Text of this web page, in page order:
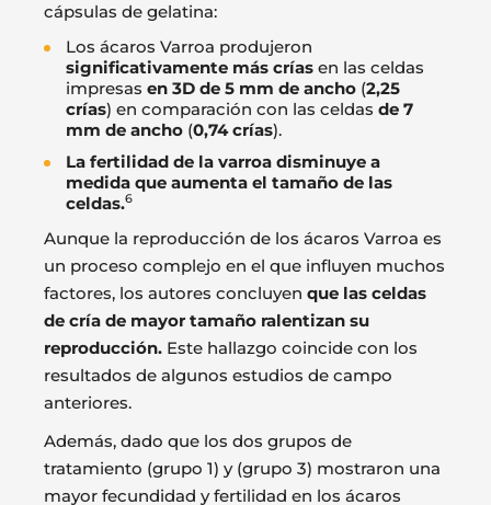
cápsulas de gelatina:
Los ácaros Varroa produjeron
significativamente más crías en las celdas
impresas en 3D de 5 mm de ancho (2,25
crías) en comparación con las celdas de 7
mm de ancho (0,74 crías).
La fertilidad de la varroa disminuye a
medida que aumenta el tamaño de las
celdas.6
Aunque la reproducción de los ácaros Varroa es
un proceso complejo en el que influyen muchos
factores, los autores concluyen que las celdas
de cría de mayor tamaño ralentizan su
reproducción. Este hallazgo coincide con los
resultados de algunos estudios de campo
anteriores.
Además, dado que los dos grupos de
tratamiento (grupo 1) y (grupo 3) mostraron una
mayor fecundidad y fertilidad en los ácaros